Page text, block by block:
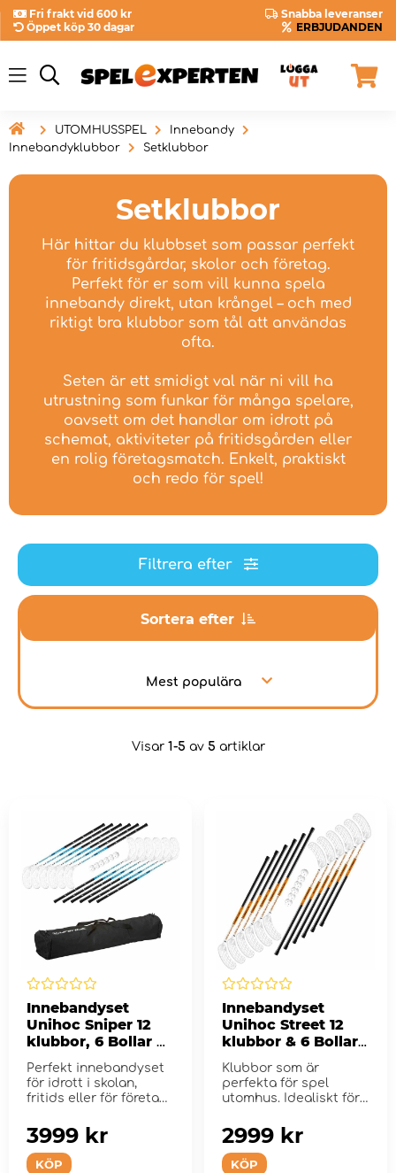
Fri frakt vid 600 kr
Snabba leveranser
Öppet köp 30 dagar
ERBJUDANDEN
 UTOMHUSSPEL
Innebandy
Innebandyklubbor
Setklubbor
Setklubbor
Här hittar du klubbset som passar perfekt
för fritidsgårdar, skolor och företag.
Perfekt för er som vill kunna spela
innebandy direkt, utan krångel – och med
riktigt bra klubbor som tål att användas
ofta.
Seten är ett smidigt val när ni vill ha
utrustning som funkar för många spelare,
oavsett om det handlar om idrott på
schemat, aktiviteter på fritidsgården eller
en rolig företagsmatch. Enkelt, praktiskt
och redo för spel!
Filtrera efter
Sortera efter
Mest populära
Visar 1-5 av 5 artiklar
Innebandyset
Unihoc Sniper 12
klubbor, 6 Bollar &
Väska - 104 cm
Perfekt innebandyset
för idrott i skolan,
fritids eller för företag
KÖP
3999 kr
Innebandyset
Unihoc Street 12
klubbor & 6 Bollar -
96 cm
Klubbor som är
perfekta för spel
utomhus. Idealiskt för
KÖP
2999 kr